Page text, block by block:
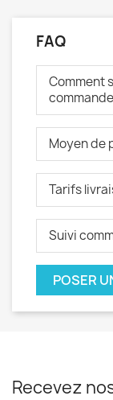
FAQ
Comment
Moyen de
Tarifs
Suivi
POSER
Recevez